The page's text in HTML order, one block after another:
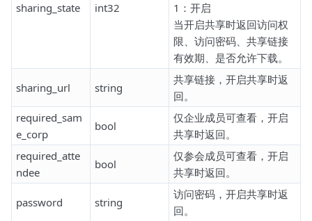
sharing_state int32
1：开启
当开启共享时返回访问权
限、访问密码、共享链接
有效期、是否允许下载。
sharing_url string
共享链接，开启共享时返
回。
required_sam
e_corp
bool
仅企业成员可查看，开启
共享时返回。
required_atte
ndee
bool
仅参会成员可查看，开启
共享时返回。
password string
访问密码，开启共享时返
回。